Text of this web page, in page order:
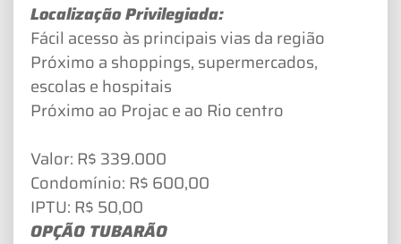
Localização Privilegiada:
Fácil acesso às principais vias da região
Próximo a shoppings, supermercados,
escolas e hospitais
Próximo ao Projac e ao Rio centro
Valor: R$ 339.000
Condomínio: R$ 600,00
IPTU: R$ 50,00
OPÇÃO TUBARÃO